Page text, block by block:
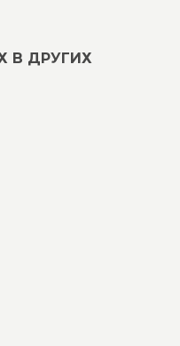
В ДРУГИХ